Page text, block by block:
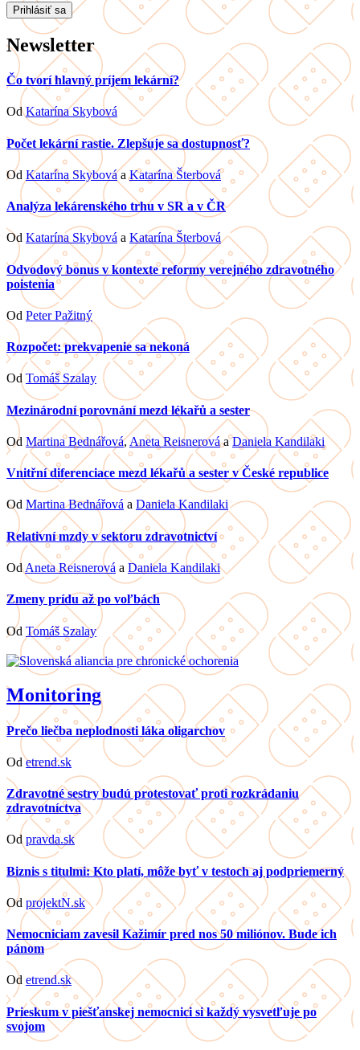
Newsletter
Čo tvorí hlavný príjem lekární?
OdKatarína Skybová
Počet lekární rastie. Zlepšuje sa dostupnosť?
Od Katarína SkybováaKatarína Šterbová
Analýza lekárenského trhu v SR a v ČR
Od Katarína Skybová a Katarína Šterbová
Odvodový bonus v kontexte reformy verejného zdravotného
poistenia
Od Peter Pažitný
Rozpočet: prekvapenie sa nekoná
Od Tomáš Szalay
Mezinárodní porovnání mezd lékařů a sester
Od Martina Bednářová,Aneta ReisnerováaDaniela Kandilaki
Vnitřní diferenciace mezd lékařů a sester v České republice
Od Martina Bednářová a Daniela Kandilaki
Relativní mzdy v sektoru zdravotnictví
OdAneta Reisnerová a Daniela Kandilaki
Zmeny prídu až po voľbách
Od Tomáš Szalay
Monitoring
Prečo liečba neplodnosti láka oligarchov
Odetrend.sk
Zdravotné sestry budú protestovať proti rozkrádaniu
zdravotníctva
Od pravda.sk
Biznis s titulmi: Kto platí, môže byť v testoch aj podpriemerný
Od projektN.sk
Nemocniciam zavesil Kažimír pred nos 50 miliónov. Bude ich
pánom
Od etrend.sk
Prieskum v piešťanskej nemocnici si každý vysvetľuje po
svojom